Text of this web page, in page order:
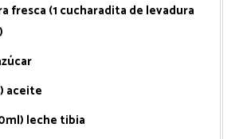
fresca (1 cucharadita de levadura
aceite
leche tibia